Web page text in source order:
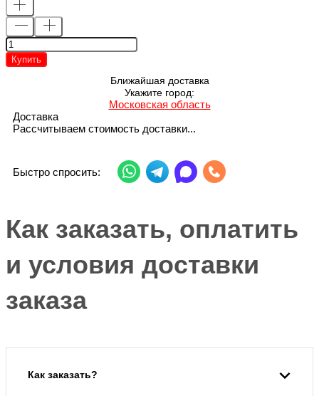
Купить
Ближайшая доставка
Укажите город:
Московская область
Доставка
Рассчитываем стоимость доставки...
Быстро спросить:
Как заказать, оплатить
и условия доставки
заказа
Как заказать?